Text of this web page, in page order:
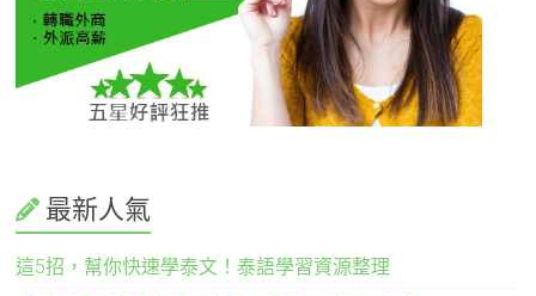
最新人氣
這5招，幫你快速學泰文！泰語學習資源整理